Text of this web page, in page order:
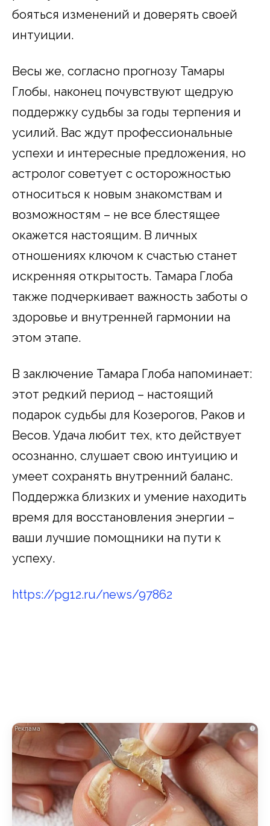
бояться изменений и доверять своей
интуиции.
Весы же, согласно прогнозу Тамары
Глобы, наконец почувствуют щедрую
поддержку судьбы за годы терпения и
усилий. Вас ждут профессиональные
успехи и интересные предложения, но
астролог советует с осторожностью
относиться к новым знакомствам и
возможностям – не все блестящее
окажется настоящим. В личных
отношениях ключом к счастью станет
искренняя открытость. Тамара Глоба
также подчеркивает важность заботы о
здоровье и внутренней гармонии на
этом этапе.
В заключение Тамара Глоба напоминает:
этот редкий период – настоящий
подарок судьбы для Козерогов, Раков и
Весов. Удача любит тех, кто действует
осознанно, слушает свою интуицию и
умеет сохранять внутренний баланс.
Поддержка близких и умение находить
время для восстановления энергии –
ваши лучшие помощники на пути к
успеху.
https://pg12.ru/news/97862
i